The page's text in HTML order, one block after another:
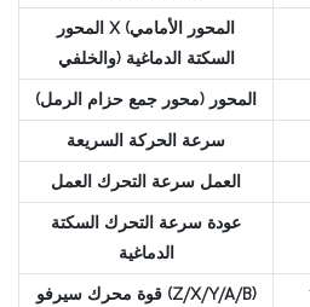
المحور X (المحور الأمامي
والخلفي) السكتة الدماغية
المحور (محور جمع حزام الرمل)
سرعة الحركة السريعة
العمل سرعة التحرك العمل
عودة سرعة التحرك السكتة
الدماغية
قوة محرك سيرفو (Z/X/Y/A/B)